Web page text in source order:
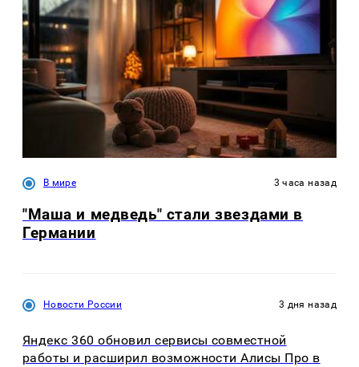
В мире 3 часа назад
"Маша и медведь" стали звездами в
Германии
Новости России 3 дня назад
Яндекс 360 обновил сервисы совместной
работы и расширил возможности Алисы Про в